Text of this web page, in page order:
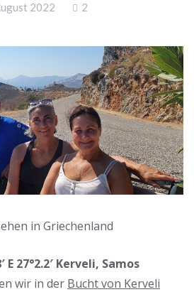
2022 2
in Griechenland
E 27°2.2′ Kerveli, Samos
wir in der Bucht von Kerveli